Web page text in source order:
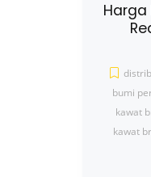
Harga
bumi
kawat
kawat